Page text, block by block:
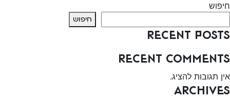
חיפוש
חיפוש
Recent Posts
Recent Comments
אין תגובות להציג.
Archives